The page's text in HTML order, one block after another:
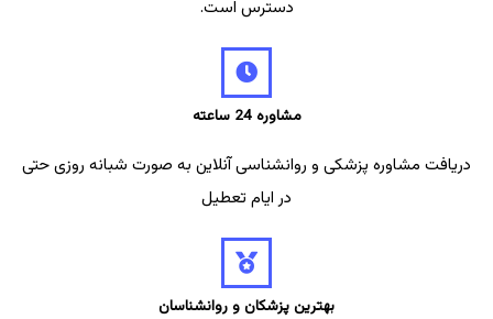
دسترس است.
مشاوره 24 ساعته
دریافت مشاوره پزشکی و روانشناسی آنلاین به صورت شبانه روزی حتی
در ایام تعطیل
بهترین پزشکان و روانشناسان